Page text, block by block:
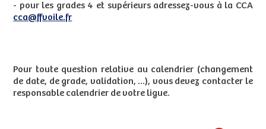
- pour les grades 4 et supérieurs adressez-vous à la CCA
cca@ffvoile.fr
Pour toute question relative au calendrier (changement
de date, de grade, validation, ...), vous devez contacter le
responsable calendrier de votre ligue.